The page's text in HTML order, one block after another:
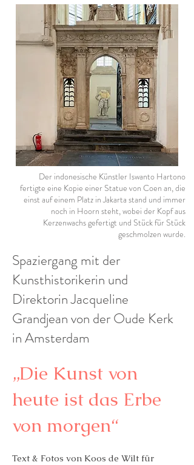
Der indonesische Künstler Iswanto Hartono
fertigte eine Kopie einer Statue von Coen an, die
einst auf einem Platz in Jakarta stand und immer
noch in Hoorn steht, wobei der Kopf aus
Kerzenwachs gefertigt und Stück für Stück
geschmolzen wurde.
Spaziergang mit der
Kunsthistorikerin und
Direktorin Jacqueline
Grandjean von der Oude Kerk
in Amsterdam
„Die Kunst von
heute ist das Erbe
von morgen“
Text & Fotos von Koos de Wilt für